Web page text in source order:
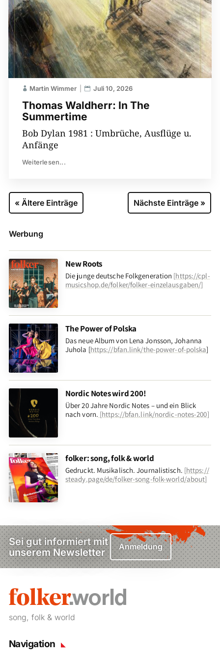
Thomas Waldherr: In The
Summertime
Martin Wimmer Juli 10, 2026
Bob Dylan 1981 : Umbrüche, Ausflüge u.
Anfänge
Weiterlesen...
« Ältere Einträge Nächste Einträge »
Werbung
New Roots
Die junge deutsche Folkgeneration [https://cpl-
musicshop.de/folker/folker-einzelausgaben/]
The Power of Polska
Das neue Album von Lena Jonsson, Johanna
Juhola [https://bfan.link/the-power-of-polska]
Nordic Notes wird 200!
Über 20 Jahre Nordic Notes – und ein Blick
nach vorn. [https://bfan.link/nordic-notes-200]
folker: song, folk & world
Gedruckt. Musikalisch. Journalistisch. [https://
steady.page/de/folker-song-folk-world/about]
Sei gut informiert mit
unserem Newsletter
Anmeldung
song, folk & world
Navigation